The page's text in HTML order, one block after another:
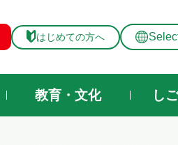
はじめての方へ
教育・文化 し